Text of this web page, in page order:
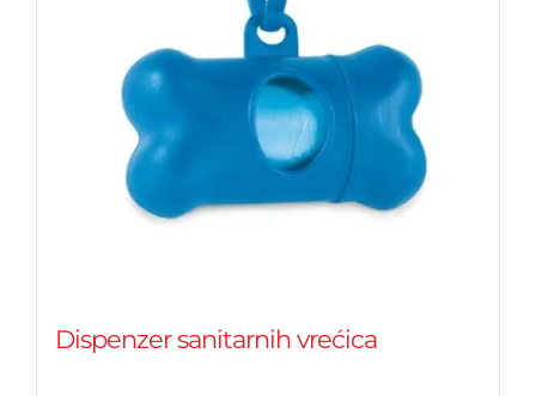
Dispenzer sanitarnih vrećica